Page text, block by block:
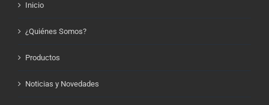
Inicio
¿Quiénes Somos?
Productos
Noticias y Novedades